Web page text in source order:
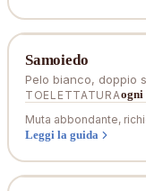
Samoiedo
Pelo bianco, doppio
TOELETTATURAogni
Muta abbondante,
Leggi la guida